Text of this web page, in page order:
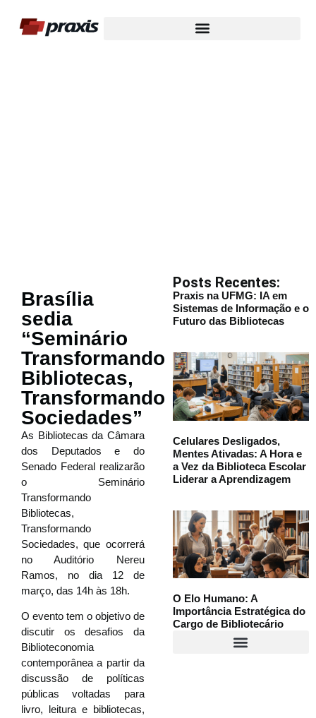
Brasília
sedia
“Seminário
Transformando
Bibliotecas,
Transformando
Sociedades”
As Bibliotecas da Câmara
dos Deputados e do
Senado Federal realizarão
o Seminário
Transformando
Bibliotecas,
Transformando
Sociedades, que ocorrerá
no Auditório Nereu
Ramos, no dia 12 de
março, das 14h às 18h.
O evento tem o objetivo de
discutir os desafios da
Biblioteconomia
contemporânea a partir da
discussão de políticas
públicas voltadas para
livro, leitura e bibliotecas,
Posts Recentes:
Praxis na UFMG: IA em
Sistemas de Informação e o
Futuro das Bibliotecas
Celulares Desligados,
Mentes Ativadas: A Hora e
a Vez da Biblioteca Escolar
Liderar a Aprendizagem
O Elo Humano: A
Importância Estratégica do
Cargo de Bibliotecário